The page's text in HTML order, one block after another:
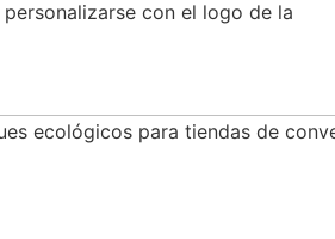
con el logo de la